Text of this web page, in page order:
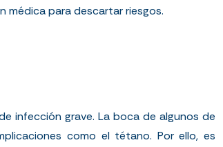
médica para descartar riesgos.
infección grave. La boca de algunos de
como el tétano. Por ello, es